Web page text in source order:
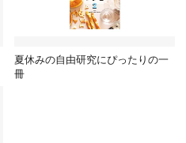
夏休みの自由研究にぴったりの一
冊